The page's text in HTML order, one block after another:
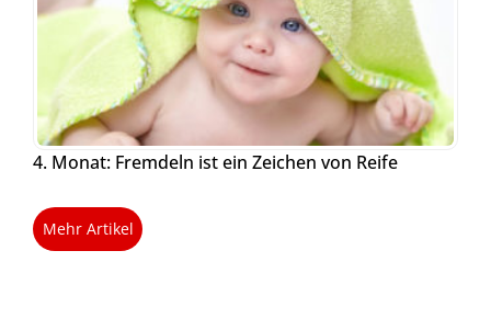
4. Monat: Fremdeln ist ein Zeichen von Reife
Mehr Artikel